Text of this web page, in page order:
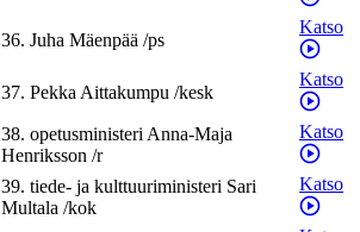
36. Juha Mäenpää /ps
Katso
37. PekkaAittakumpu /kesk
Katso
38. opetusministeriAnna-Maja
Henriksson /r
Katso
39. tiede- ja kulttuuriministeri Sari
Multala /kok
Katso